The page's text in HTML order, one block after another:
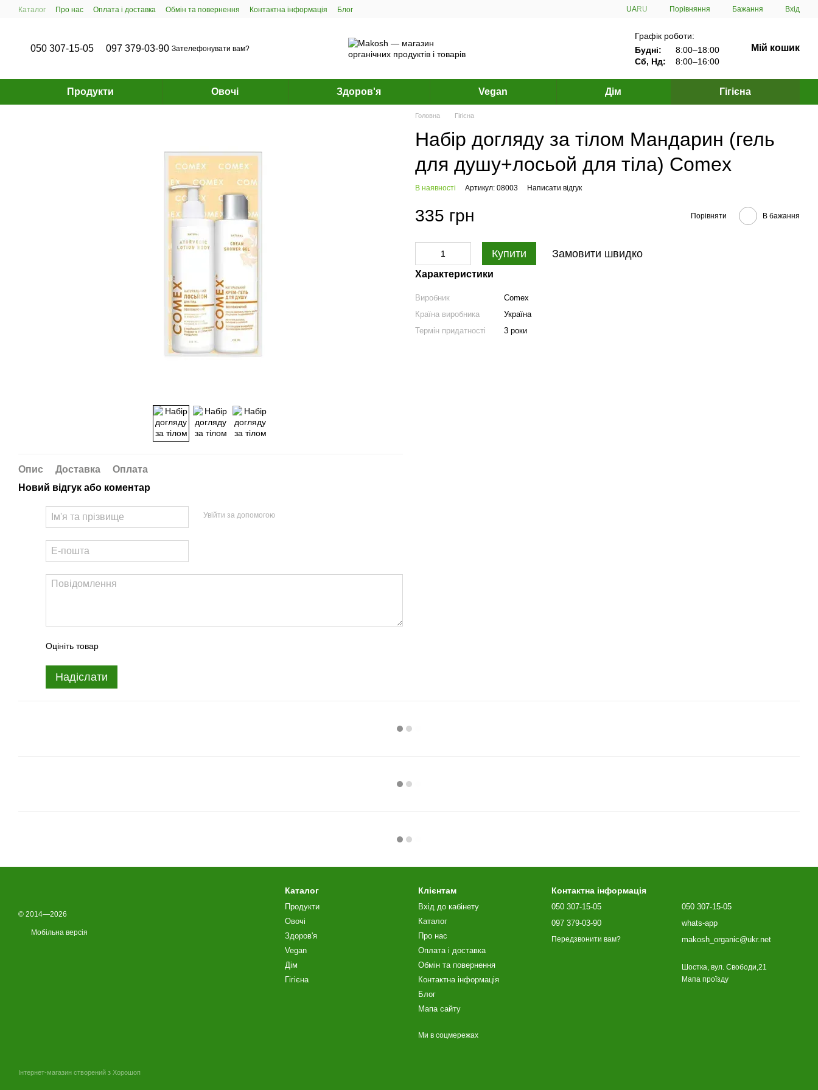
Перейти до основного контенту
Каталог Про нас Оплата і доставка Обмін та повернення Контактна інформація Блог UARU Порівняння Бажання Вхід
050 307-15-05 097 379-03-90 Зателефонувати вам?
Графік роботи:
Будні:
8:00–18:00
Сб, Нд:
8:00–16:00
Мій кошик
Продукти Овочі Здоров'я Vegan Дім Гігієна
Опис Доставка
Оплата
Новий відгук або коментар
Увійти за допомогою
Оцініть товар
Надіслати
Головна Гігієна
Набір догляду за тілом Мандарин (гель
для душу+лосьой для тіла) Comex
В наявності Артикул: 08003 Написати відгук
335 грн Порівняти В бажання
Купити Замовити швидко
Характеристики
Виробник
Comex
Країна виробника
Україна
Термін придатності
3 роки
© 2014—2026
Мобільна версія
Інтернет-магазин створений з Хорошоп
Каталог
Продукти
Овочі
Здоров'я
Vegan
Дім
Гігієна
Клієнтам
Вхід до кабінету
Каталог
Про нас
Оплата і доставка
Обмін та повернення
Контактна інформація
Блог
Мапа сайту
Ми в соцмережах
Контактна інформація
050 307-15-05
097 379-03-90
Передзвонити вам?
050 307-15-05
whats-app
makosh_organic@ukr.net
Шостка, вул. Свободи,21
Мапа проїзду